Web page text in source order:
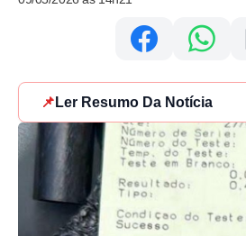
📌 Ler Resumo Da Notícia